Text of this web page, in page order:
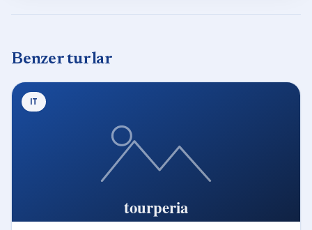
Benzer turlar
IT